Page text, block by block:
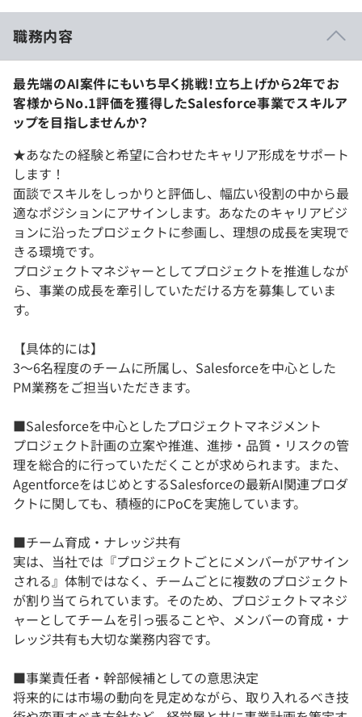
職務内容
最先端のAI案件にもいち早く挑戦！立ち上げから2年でお
客様からNo.1評価を獲得したSalesforce事業でスキルア
ップを目指しませんか？
★あなたの経験と希望に合わせたキャリア形成をサポート
します！
面談でスキルをしっかりと評価し、幅広い役割の中から最
適なポジションにアサインします。あなたのキャリアビジ
ョンに沿ったプロジェクトに参画し、理想の成長を実現で
きる環境です。
プロジェクトマネジャーとしてプロジェクトを推進しなが
ら、事業の成長を牽引していただける方を募集していま
す。
【具体的には】
3～6名程度のチームに所属し、Salesforceを中心とした
PM業務をご担当いただきます。
■Salesforceを中心としたプロジェクトマネジメント
プロジェクト計画の立案や推進、進捗・品質・リスクの管
理を総合的に行っていただくことが求められます。また、
AgentforceをはじめとするSalesforceの最新AI関連プロダ
クトに関しても、積極的にPoCを実施しています。
■チーム育成・ナレッジ共有
実は、当社では『プロジェクトごとにメンバーがアサイン
される』体制ではなく、チームごとに複数のプロジェクト
が割り当てられています。そのため、プロジェクトマネジ
ャーとしてチームを引っ張ることや、メンバーの育成・ナ
レッジ共有も大切な業務内容です。
■事業責任者・幹部候補としての意思決定
将来的には市場の動向を見定めながら、取り入れるべき技